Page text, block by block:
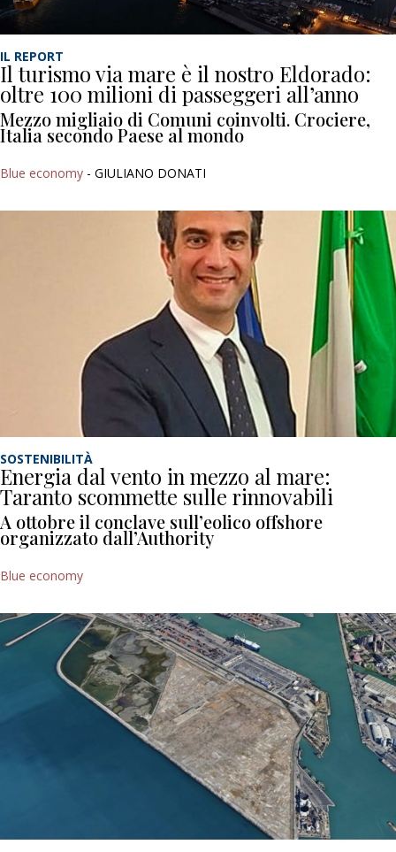
IL REPORT
Il turismo via mare è il nostro Eldorado:
oltre 100 milioni di passeggeri all’anno
Mezzo migliaio di Comuni coinvolti. Crociere,
Italia secondo Paese al mondo
Blue economy - GIULIANO DONATI
SOSTENIBILITÀ
Energia dal vento in mezzo al mare:
Taranto scommette sulle rinnovabili
A ottobre il conclave sull’eolico offshore
organizzato dall’Authority
Blue economy